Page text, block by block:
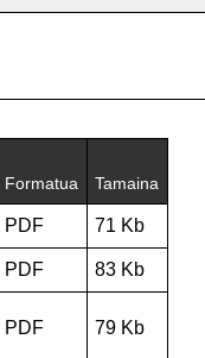
Formatua Tamaina
PDF 71 Kb
PDF 83 Kb
PDF 79 Kb